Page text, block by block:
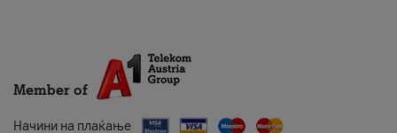
Member of
Начини на плаќање